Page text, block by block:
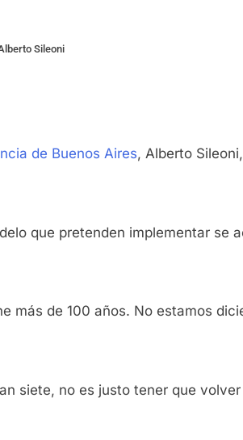
Sileoni
de Buenos Aires, Alberto
que pretenden implementar
más de 100 años. No estamos
siete, no es justo tener que